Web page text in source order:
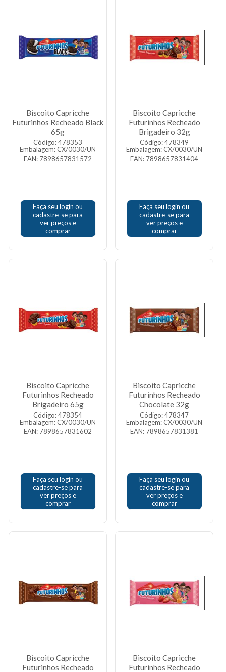
Biscoito Capricche
Futurinhos Recheado Black
65g
Código: 478353
Embalagem: CX/0030/UN
EAN: 7898657831572
Faça seu login ou
cadastre-se para
ver preços e
comprar
Biscoito Capricche
Futurinhos Recheado
Brigadeiro 32g
Código: 478349
Embalagem: CX/0030/UN
EAN: 7898657831404
Faça seu login ou
cadastre-se para
ver preços e
comprar
Biscoito Capricche
Futurinhos Recheado
Brigadeiro 65g
Código: 478354
Embalagem: CX/0030/UN
EAN: 7898657831602
Faça seu login ou
cadastre-se para
ver preços e
comprar
Biscoito Capricche
Futurinhos Recheado
Chocolate 32g
Código: 478347
Embalagem: CX/0030/UN
EAN: 7898657831381
Faça seu login ou
cadastre-se para
ver preços e
comprar
Biscoito Capricche
Futurinhos Recheado
Biscoito Capricche
Futurinhos Recheado